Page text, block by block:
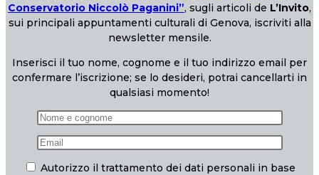
Conservatorio Niccolò Paganini”, sugli articoli de L’Invito,
sui principali appuntamenti culturali di Genova, iscriviti alla
newsletter mensile.
Inserisci il tuo nome, cognome e il tuo indirizzo email per
confermare l’iscrizione; se lo desideri, potrai cancellarti in
qualsiasi momento!
Autorizzo il trattamento dei dati personali in base